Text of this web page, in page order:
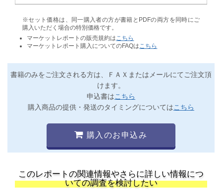
※セット価格は、同一購入者の方が書籍とPDFの両方を同時にご
購入いただく場合の特別価格です。
マーケットレポートの販売規約は こちら
マーケットレポート購入についてのFAQは こちら
書籍のみをご注文される方は、ＦＡＸまたはメールにてご注文頂
けます。
申込書はこちら
購入商品の提供・発送のタイミングについてはこちら
購入のお申込み
このレポートの関連情報やさらに詳しい情報につ
いての調査を検討したい